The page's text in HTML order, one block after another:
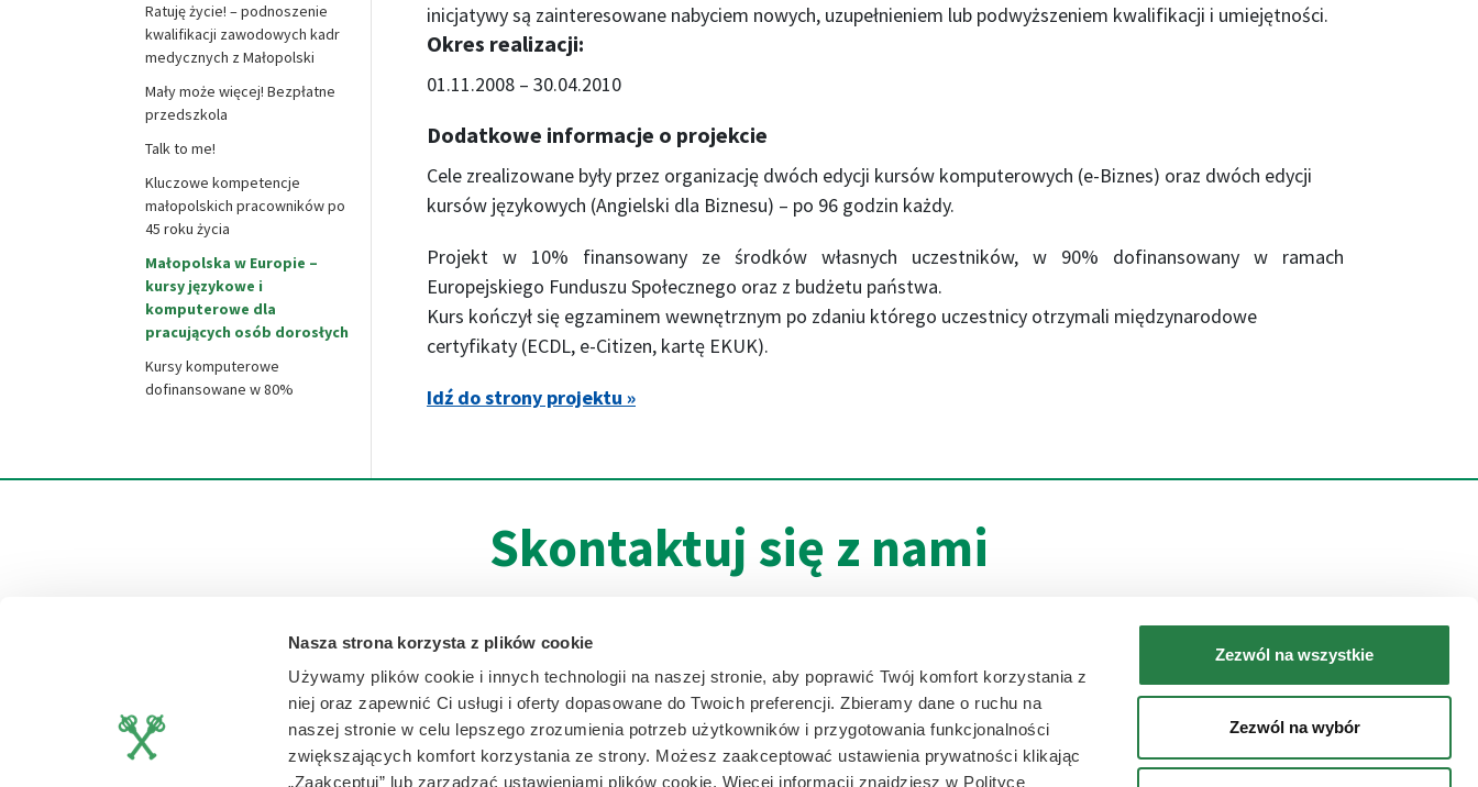
Nasza strona korzysta z plików cookie
Używamy plików cookie i innych technologii na naszej stronie, aby poprawić Twój komfort korzystania z
niej oraz zapewnić Ci usługi i oferty dopasowane do Twoich preferencji. Zbieramy dane o ruchu na
naszej stronie w celu lepszego zrozumienia potrzeb użytkowników i przygotowania funkcjonalności
zwiększających komfort korzystania ze strony. Możesz zaakceptować ustawienia prywatności klikając
„Zaakceptuj” lub zarządzać ustawieniami plików cookie. Więcej informacji znajdziesz w Polityce
Zezwól na wszystkie
Zezwól na wybór
Ratuję życie! – podnoszenie
kwalifikacji zawodowych kadr
medycznych z Małopolski
Mały może więcej! Bezpłatne
przedszkola
Talk to me!
Kluczowe kompetencje
małopolskich pracowników po
45 roku życia
Małopolska w Europie –
kursy językowe i
komputerowe dla
pracujących osób dorosłych
Kursy komputerowe
dofinansowane w 80%
inicjatywy są zainteresowane nabyciem nowych, uzupełnieniem lub podwyższeniem kwalifikacji i umiejętności.
Okres realizacji:
01.11.2008 – 30.04.2010
Dodatkowe informacje o projekcie
Cele zrealizowane były przez organizację dwóch edycji kursów komputerowych (e-Biznes) oraz dwóch edycji
kursów językowych (Angielski dla Biznesu) – po 96 godzin każdy.
Projekt w 10% finansowany ze środków własnych uczestników, w 90% dofinansowany w ramach
Europejskiego Funduszu Społecznego oraz z budżetu państwa.
Kurs kończył się egzaminem wewnętrznym po zdaniu którego uczestnicy otrzymali międzynarodowe
certyfikaty (ECDL, e-Citizen, kartę EKUK).
Idź do strony projektu »
Skontaktuj się z nami
Kontakt z nami